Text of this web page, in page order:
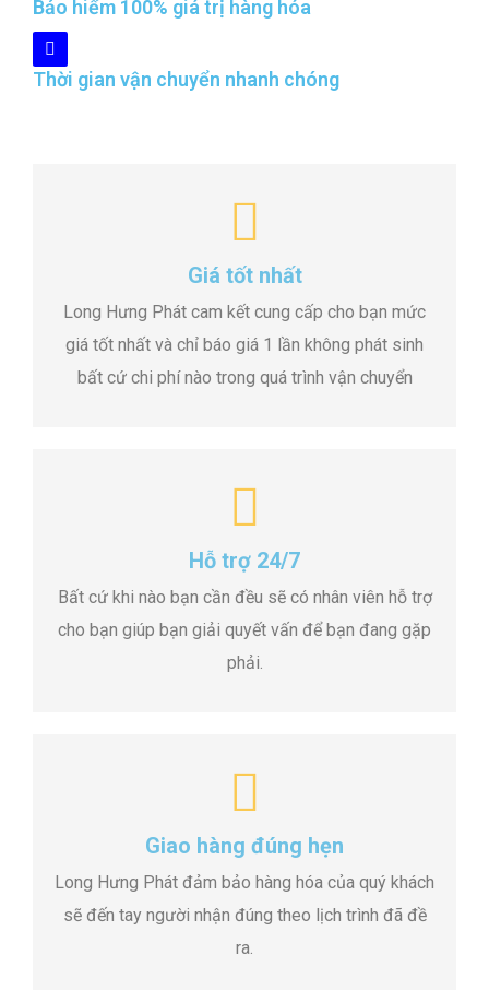
Bảo hiểm 100% giá trị hàng hóa
Thời gian vận chuyển nhanh chóng
Giá tốt nhất
Long Hưng Phát cam kết cung cấp cho bạn mức
giá tốt nhất và chỉ báo giá 1 lần không phát sinh
bất cứ chi phí nào trong quá trình vận chuyển
Hỗ trợ 24/7
Bất cứ khi nào bạn cần đều sẽ có nhân viên hỗ trợ
cho bạn giúp bạn giải quyết vấn để bạn đang gặp
phải.
Giao hàng đúng hẹn
Long Hưng Phát đảm bảo hàng hóa của quý khách
sẽ đến tay người nhận đúng theo lịch trình đã đề
ra.